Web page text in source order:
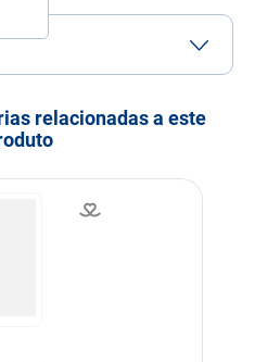
relacionadas a este